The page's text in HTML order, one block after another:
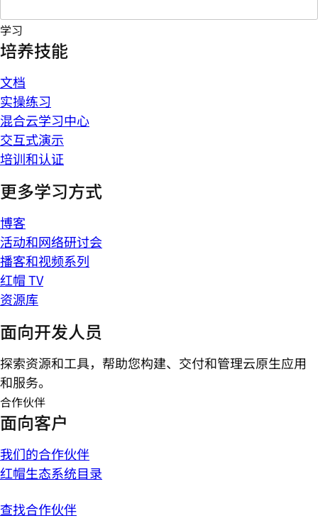
学习
培养技能
文档
实操练习
混合云学习中心
交互式演示
培训和认证
更多学习方式
博客
活动和网络研讨会
播客和视频系列
红帽 TV
资源库
面向开发人员
探索资源和工具，帮助您构建、交付和管理云原生应用
和服务。
合作伙伴
面向客户
我们的合作伙伴
红帽生态系统目录
查找合作伙伴